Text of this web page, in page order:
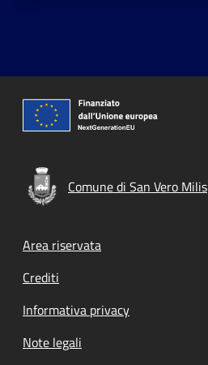
Comune di San Vero Milis
Footer menu
Area riservata
Crediti
Informativa privacy
Note legali